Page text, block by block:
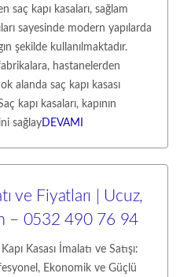
saç kapı kasaları, sağlam
sayesinde modern yapılarda
şekilde kullanılmaktadır.
hastanelerden
alanda saç kapı kasası
kapı kasaları, kapının
sağlayDEVAMI
ve Fiyatları | Ucuz,
– 0532 490 76 94
Kasası İmalatı ve Satışı:
Ekonomik ve Güçlü